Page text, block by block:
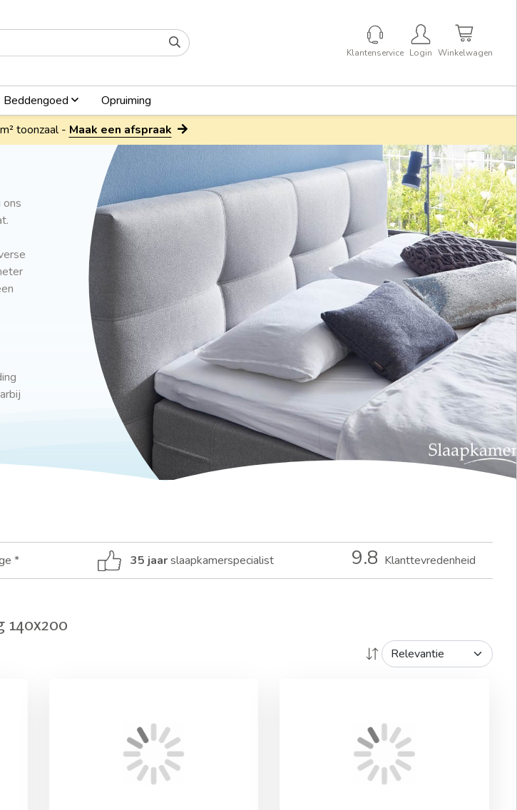
Klantenservice Login Winkelwagen
Beddengoed
Opruiming
toonzaal - Maak een afspraak
* 35 jaarslaapkamerspecialist 9.8 Klanttevredenheid